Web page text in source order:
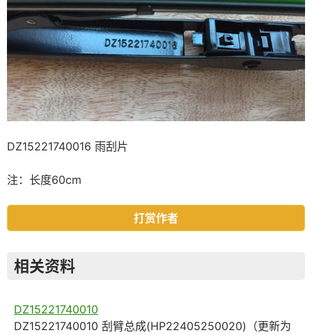
DZ15221740016 雨刮片
注：长度60cm
打赏作者
相关资料
DZ15221740010
DZ15221740010 刮臂总成(HP22405250020)（更新为